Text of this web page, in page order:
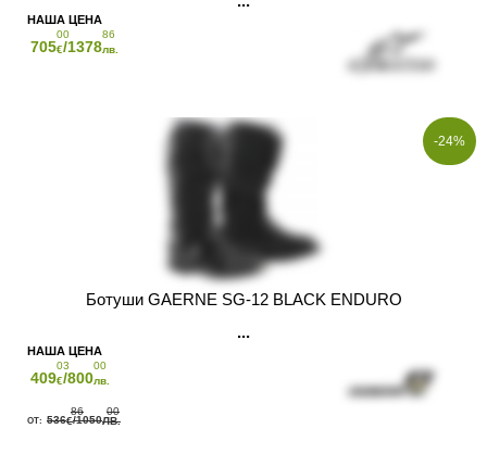
705
00
€/1378
86
лв.
-24%
Ботуши GAERNE SG-12 BLACK ENDURO
409
03
€/800
00
лв.
536
86
€/1050
00
ЛВ.